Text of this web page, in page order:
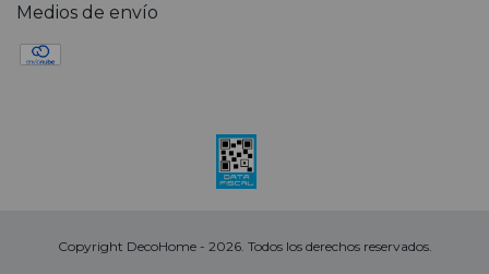
Medios de envío
Copyright DecoHome - 2026. Todos los derechos reservados.